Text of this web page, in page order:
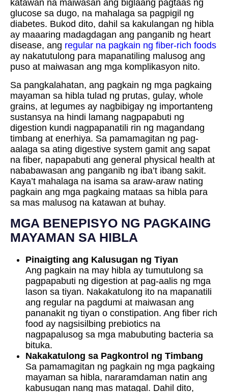
katawan na maiwasan ang biglaang pagtaas ng
glucose sa dugo, na mahalaga sa pagpigil ng
diabetes. Bukod dito, dahil sa kakulangan ng hibla
ay maaaring madagdagan ang panganib ng heart
disease, ang regular na pagkain ng fiber-rich foods
ay nakatutulong para mapanatiling malusog ang
puso at maiwasan ang mga komplikasyon nito.
Sa pangkalahatan, ang pagkain ng mga pagkaing
mayaman sa hibla tulad ng prutas, gulay, whole
grains, at legumes ay nagbibigay ng importanteng
sustansya na hindi lamang nagpapabuti ng
digestion kundi nagpapanatili rin ng magandang
timbang at enerhiya. Sa pamamagitan ng pag-
aalaga sa ating digestive system gamit ang sapat
na fiber, napapabuti ang general physical health at
nababawasan ang panganib ng iba’t ibang sakit.
Kaya’t mahalaga na isama sa araw-araw nating
pagkain ang mga pagkaing mataas sa hibla para
sa mas malusog na katawan at buhay.
MGA BENEPISYO NG PAGKAING
MAYAMAN SA HIBLA
Pinaigting ang Kalusugan ng Tiyan
Ang pagkain na may hibla ay tumutulong sa
pagpapabuti ng digestion at pag-aalis ng mga
lason sa tiyan. Nakakatulong ito na mapanatili
ang regular na pagdumi at maiwasan ang
pananakit ng tiyan o constipation. Ang fiber rich
food ay nagsisilbing prebiotics na
nagpapalusog sa mga mabubuting bacteria sa
bituka.
Nakakatulong sa Pagkontrol ng Timbang
Sa pamamagitan ng pagkain ng mga pagkaing
mayaman sa hibla, nararamdaman natin ang
kabusugan nang mas matagal. Dahil dito,